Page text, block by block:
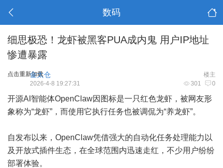
数码
细思极恐！龙虾被黑客PUA成内鬼 用户IP地址
惨遭暴露
点击重新加载 楼主
金太仓
301 0
2026-4-8 19:27:31
开源AI智能体OpenClaw因图标是一只红色龙虾，被网友形
象称为“龙虾”，而使用它执行任务也被调侃为“养龙虾”。
自发布以来，OpenClaw凭借强大的自动化任务处理能力以
及开放式插件生态，在全球范围内迅速走红，不少用户纷纷
部署体验。